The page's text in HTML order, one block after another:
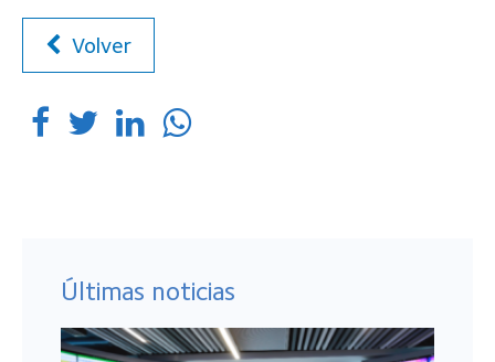
Volver
Últimas noticias